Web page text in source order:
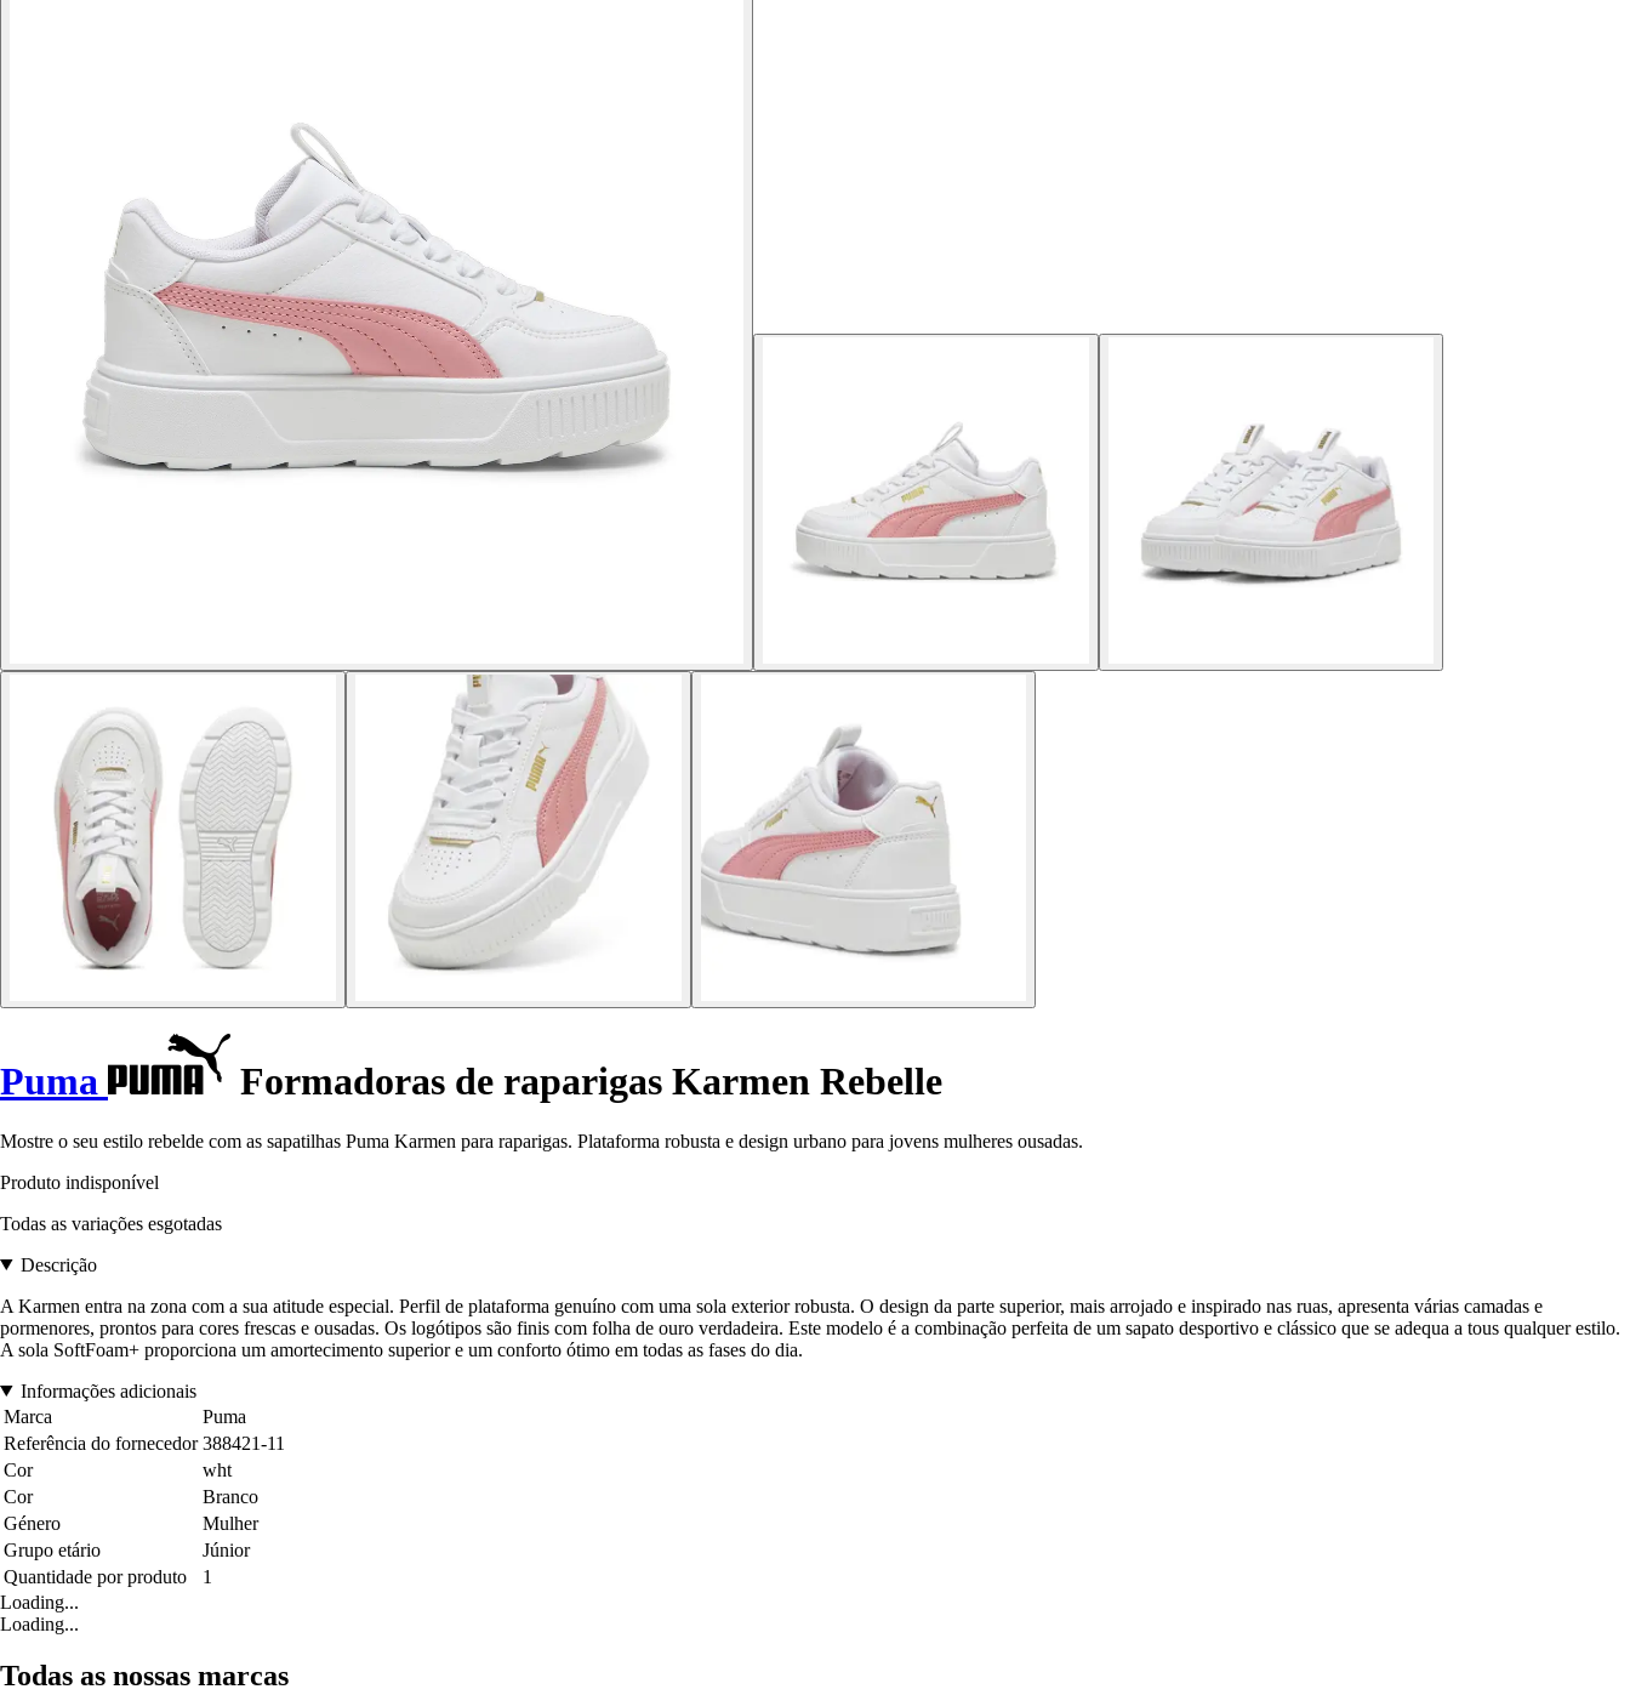
Puma Formadoras de raparigas Karmen Rebelle
Mostre o seu estilo rebelde com as sapatilhas Puma Karmen para raparigas. Plataforma robusta e design urbano para jovens mulheres ousadas.
Produto indisponível
Todas as variações esgotadas
Descrição
A Karmen entra na zona com a sua atitude especial. Perfil de plataforma genuíno com uma sola exterior robusta. O design da parte superior, mais arrojado e inspirado nas ruas, apresenta várias camadas e
pormenores, prontos para cores frescas e ousadas. Os logótipos são finis com folha de ouro verdadeira. Este modelo é a combinação perfeita de um sapato desportivo e clássico que se adequa a tous qualquer estilo.
A sola SoftFoam+ proporciona um amortecimento superior e um conforto ótimo em todas as fases do dia.
Informações adicionais
Marca
Puma
Referência do fornecedor 388421-11
Cor
wht
Cor
Branco
Género
Mulher
Grupo etário
Júnior
Quantidade por produto
1
Loading...
Loading...
Todas as nossas marcas